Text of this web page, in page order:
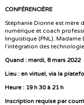
CONFÉRENCIÈRE
Stéphanie Dionne est mère
numérique et coach
linguistique (PNL). Madame
l’intégration des
Quand : mardi, 8 mars 2022
Lieu : en virtuel, via la
Heure : 19 h 30 à 21 h
Inscription requise par